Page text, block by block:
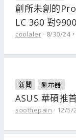
創所未創的
LC 360 對
coolaler 8/30/24
新聞 顯示器
ASUS 華碩推
soothepain 12/5/